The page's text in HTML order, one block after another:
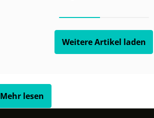
Weitere Artikel laden
Mehr lesen